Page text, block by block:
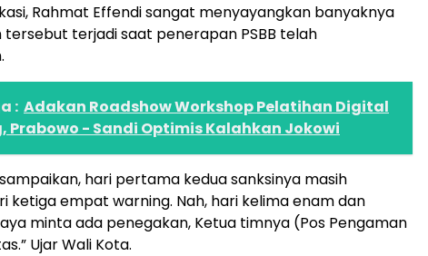
Rahmat Effendi sangat menyayangkan banyaknya
terjadi saat penerapan PSBB telah
: Adakan Roadshow Workshop Pelatihan Digital
Prabowo - Sandi Optimis Kalahkan Jokowi
hari pertama kedua sanksinya masih
ketiga empat warning. Nah, hari kelima enam dan
minta ada penegakan, Ketua timnya (Pos Pengaman
Ujar Wali Kota.